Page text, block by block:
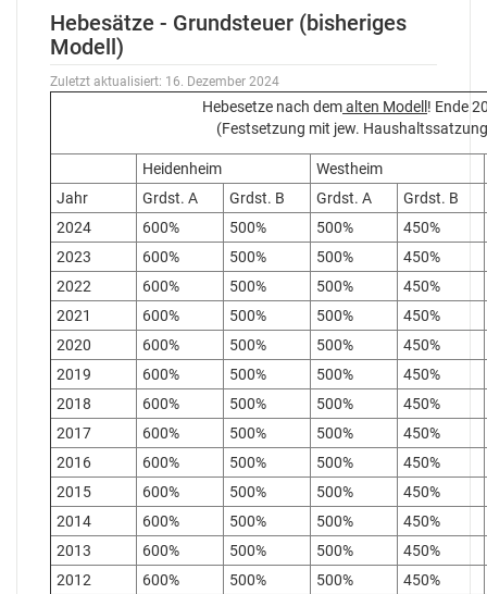
Hebesätze - Grundsteuer (bisheriges
Modell)
Zuletzt aktualisiert: 16. Dezember 2024
Hebesetze nach demalten Modell ! Ende
(Festsetzung mit jew.
Heidenheim
Westheim
Jahr
Grdst. A Grdst. B Grdst. A
Grdst. B
2024
600% 500% 500%
450%
2023
600% 500% 500%
450%
2022
600% 500% 500%
450%
2021
600% 500% 500%
450%
2020
600% 500% 500%
450%
2019
600% 500% 500%
450%
2018
600% 500% 500%
450%
2017
600% 500% 500%
450%
2016
600% 500% 500%
450%
2015
600% 500% 500%
450%
2014
600% 500% 500%
450%
2013
600% 500% 500%
450%
2012
600% 500% 500%
450%